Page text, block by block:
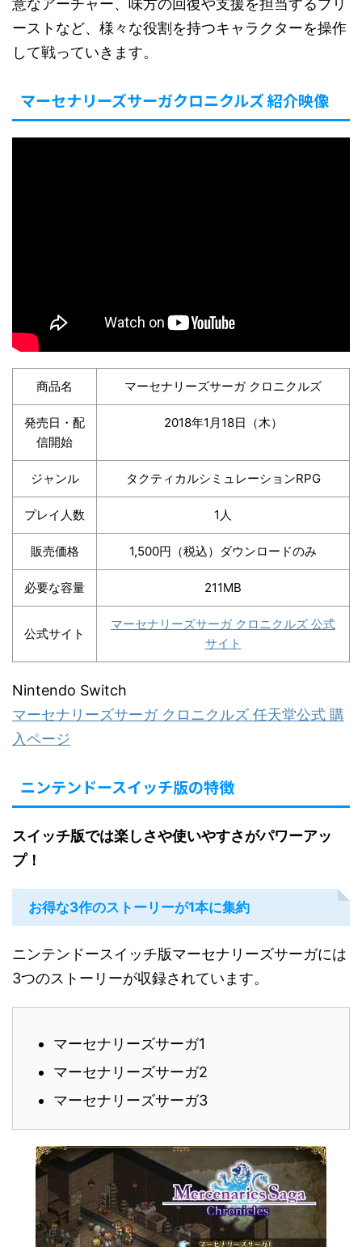
意なアーチャー、味方の回復や支援を担当するプリ
ーストなど、様々な役割を持つキャラクターを操作
して戦っていきます。
マーセナリーズサーガクロニクルズ 紹介映像
商品名 マーセナリーズサーガ クロニクルズ
発売日・配
信開始
2018年1月18日（木）
ジャンル タクティカルシミュレーションRPG
プレイ人数 1人
販売価格 1,500円（税込）ダウンロードのみ
必要な容量 211MB
公式サイト
マーセナリーズサーガ クロニクルズ 公式
サイト
Nintendo Switch
マーセナリーズサーガ クロニクルズ 任天堂公式 購
入ページ
ニンテンドースイッチ版の特徴
スイッチ版では楽しさや使いやすさがパワーアッ
プ！
お得な3作のストーリーが1本に集約
ニンテンドースイッチ版マーセナリーズサーガには
3つのストーリーが収録されています。
マーセナリーズサーガ1
マーセナリーズサーガ2
マーセナリーズサーガ3